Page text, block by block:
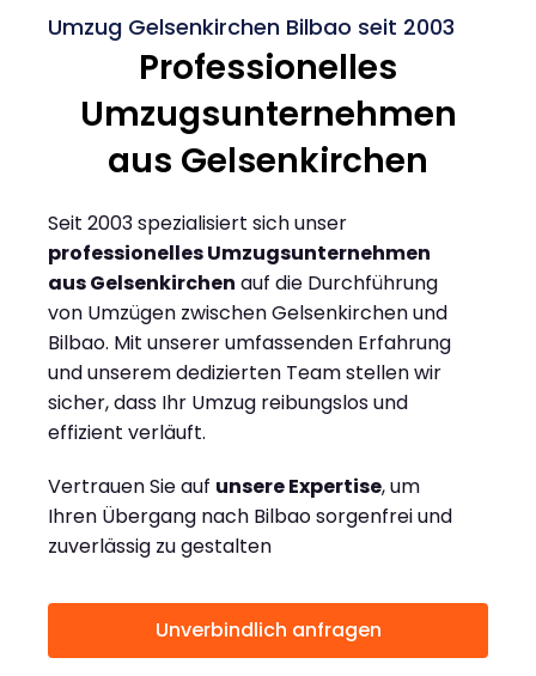
Umzug Gelsenkirchen Bilbao seit 2003
Professionelles
Umzugsunternehmen
aus Gelsenkirchen
Seit 2003 spezialisiert sich unser
professionelles Umzugsunternehmen
aus Gelsenkirchen auf die Durchführung
von Umzügen zwischen Gelsenkirchen und
Bilbao. Mit unserer umfassenden Erfahrung
und unserem dedizierten Team stellen wir
sicher, dass Ihr Umzug reibungslos und
effizient verläuft.
Vertrauen Sie auf unsere Expertise, um
Ihren Übergang nach Bilbao sorgenfrei und
zuverlässig zu gestalten
Unverbindlich anfragen